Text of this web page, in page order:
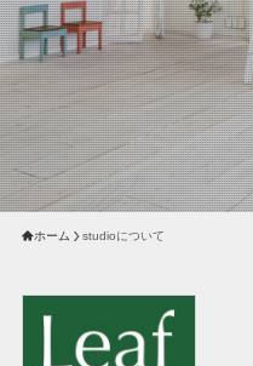
ホーム studioについて